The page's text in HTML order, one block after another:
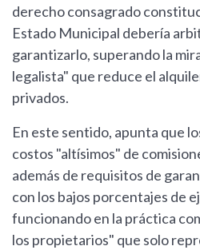
derecho consagrado
Estado Municipal debería
garantizarlo, superando la
legalista" que reduce el
privados.
En este sentido, apunta que
costos "altísimos" de
además de requisitos de
con los bajos porcentajes de
funcionando en la práctica
los propietarios" que solo